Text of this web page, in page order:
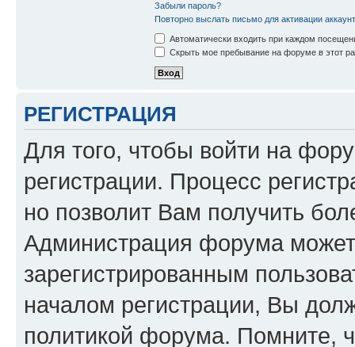
Забыли пароль?
Повторно выслать письмо для активации
Автоматически входить при каждом
Скрыть мое пребывание на форуме в этот
РЕГИСТРАЦИЯ
Для того, чтобы войти на
регистрации. Процесс
но позволит Вам получить
Администрация форума может
зарегистрированным
началом регистрации, Вы
политикой форума. Помните,